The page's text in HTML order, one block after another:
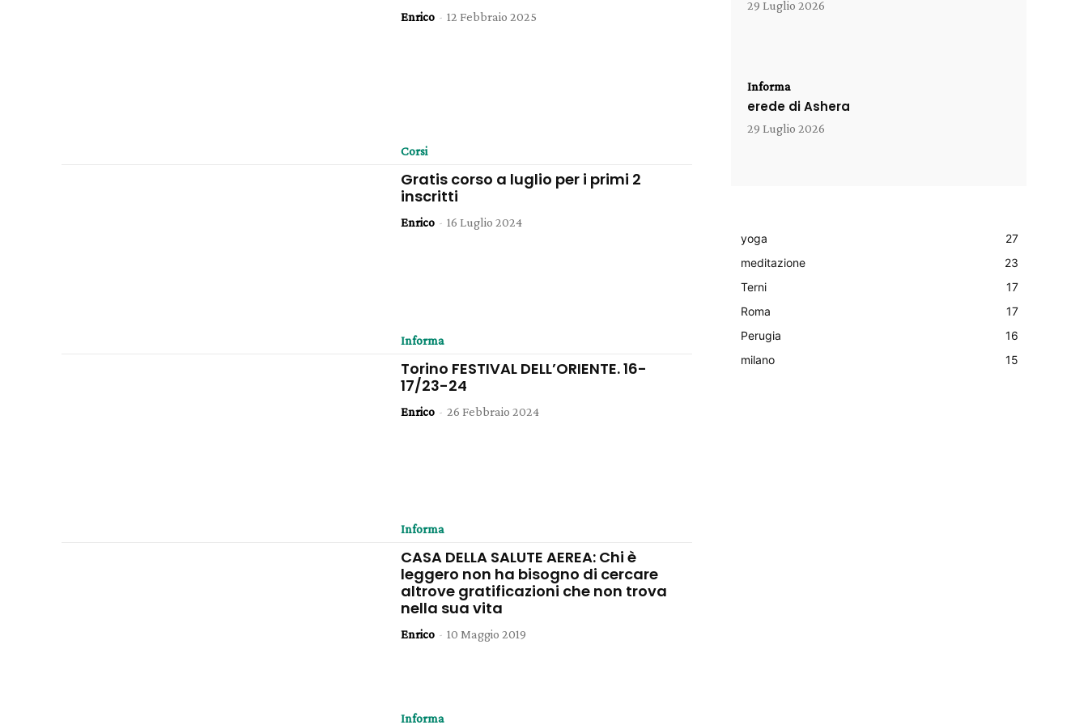
Enrico - 12 Febbraio 2025
Corsi
Gratis corso a luglio per i primi 2
inscritti
Enrico - 16 Luglio 2024
Informa
Torino FESTIVAL DELL’ORIENTE. 16-
17/23-24
Enrico - 26 Febbraio 2024
Informa
CASA DELLA SALUTE AEREA: Chi è
leggero non ha bisogno di cercare
altrove gratificazioni che non trova
nella sua vita
Enrico - 10 Maggio 2019
Informa
29 Luglio 2026
Informa
erede di Ashera
29 Luglio 2026
yoga
27
meditazione
23
Terni
17
Roma
17
Perugia
16
milano
15